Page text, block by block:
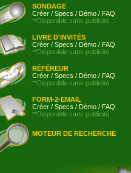
SONDAGE
Créer / Specs / Démo / FAQ
**Disponible sans publicité
LIVRE D'INVITÉS
Créer / Specs / Démo / FAQ
**Disponible sans publicité
RÉFÉREUR
Créer / Specs / Démo / FAQ
**Disponible sans publicité
FORM-2-EMAIL
Créer / Specs / Démo / FAQ
**Disponible sans publicité
MOTEUR DE RECHERCHE